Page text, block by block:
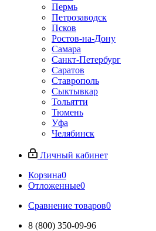
Пермь
Петрозаводск
Псков
Ростов-на-Дону
Самара
Санкт-Петербург
Саратов
Ставрополь
Сыктывкар
Тольятти
Тюмень
Уфа
Челябинск
Личный кабинет
Корзина0
Отложенные0
Сравнение товаров0
8 (800) 350-09-96